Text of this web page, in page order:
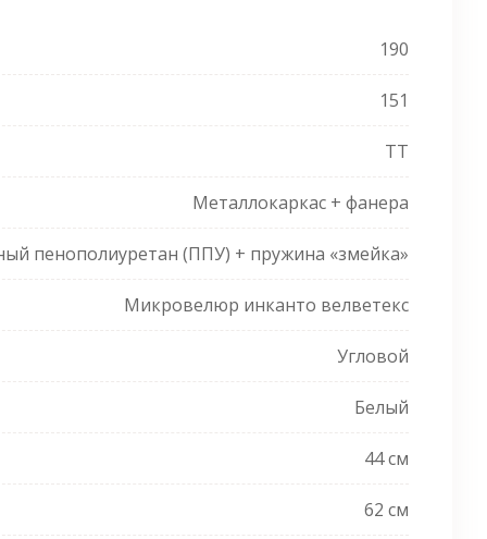
190
151
ТТ
Металлокаркас + фанера
пенополиуретан (ППУ) + пружина «змейка»
Микровелюр инканто велветекс
Угловой
Белый
44 см
62 см